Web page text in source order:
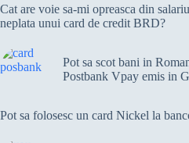
Cat are voie sa-mi opreasca din
neplata unui card de credit BRD?
Pot sa scot bani in
Postbank Vpay emis in
Pot sa folosesc un card Nickel la